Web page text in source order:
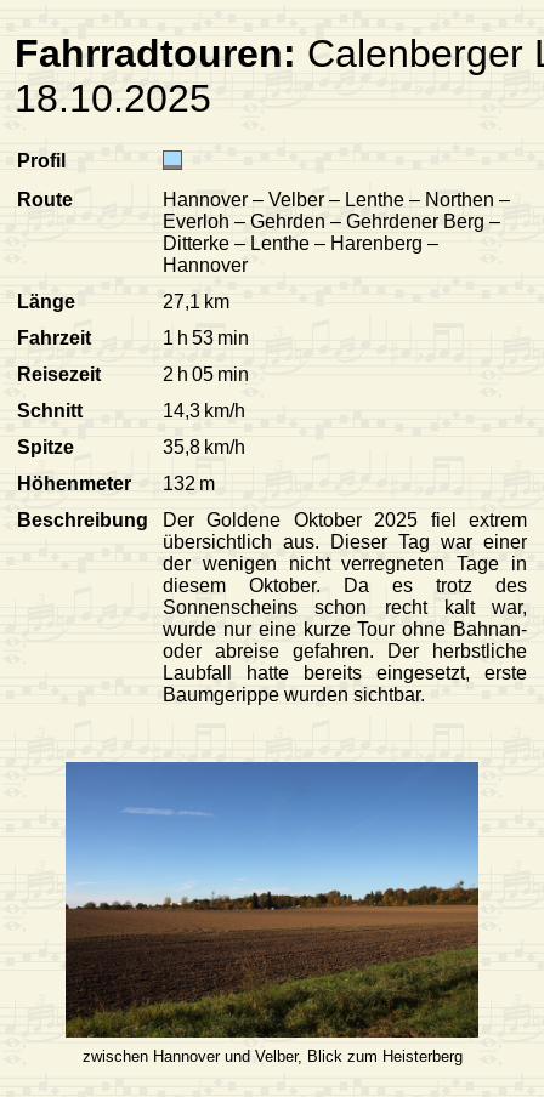
Fahrradtouren: Calenberger
18.10.2025
Profil
Route
Hannover – Velber – Lenthe – Northen –
Everloh – Gehrden – Gehrdener Berg –
Ditterke – Lenthe – Harenberg –
Hannover
Länge
27,1 km
Fahrzeit
1 h 53 min
Reisezeit
2 h 05 min
Schnitt
14,3 km/h
Spitze
35,8 km/h
Höhenmeter
132 m
Beschreibung
Der Goldene Oktober 2025 fiel extrem
übersichtlich aus. Dieser Tag war einer
der wenigen nicht verregneten Tage in
diesem Oktober. Da es trotz des
Sonnenscheins schon recht kalt war,
wurde nur eine kurze Tour ohne Bahnan-
oder abreise gefahren. Der herbstliche
Laubfall hatte bereits eingesetzt, erste
Baumgerippe wurden sichtbar.
zwischen Hannover und Velber, Blick zum Heisterberg